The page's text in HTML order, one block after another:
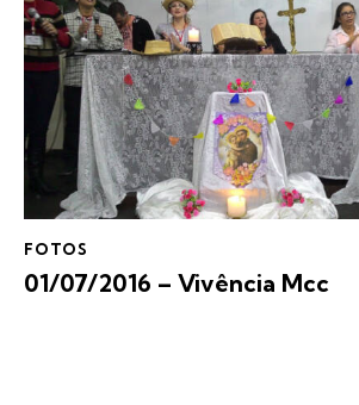
FOTOS
01/07/2016 – Vivência Mcc